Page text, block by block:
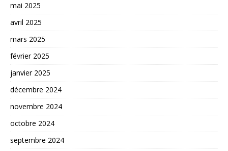
mai 2025
avril 2025
mars 2025
février 2025
janvier 2025
décembre 2024
novembre 2024
octobre 2024
septembre 2024